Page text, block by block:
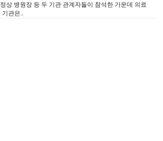
상 병원장 등 두 기관 관계자들이 참석한 가운데 의료
기관은..